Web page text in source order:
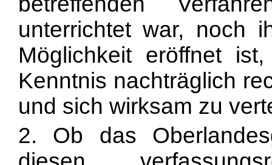
unterrichtet war, noch
Möglichkeit eröffnet
Kenntnis nachträglich
und sich wirksam zu
2. Ob das